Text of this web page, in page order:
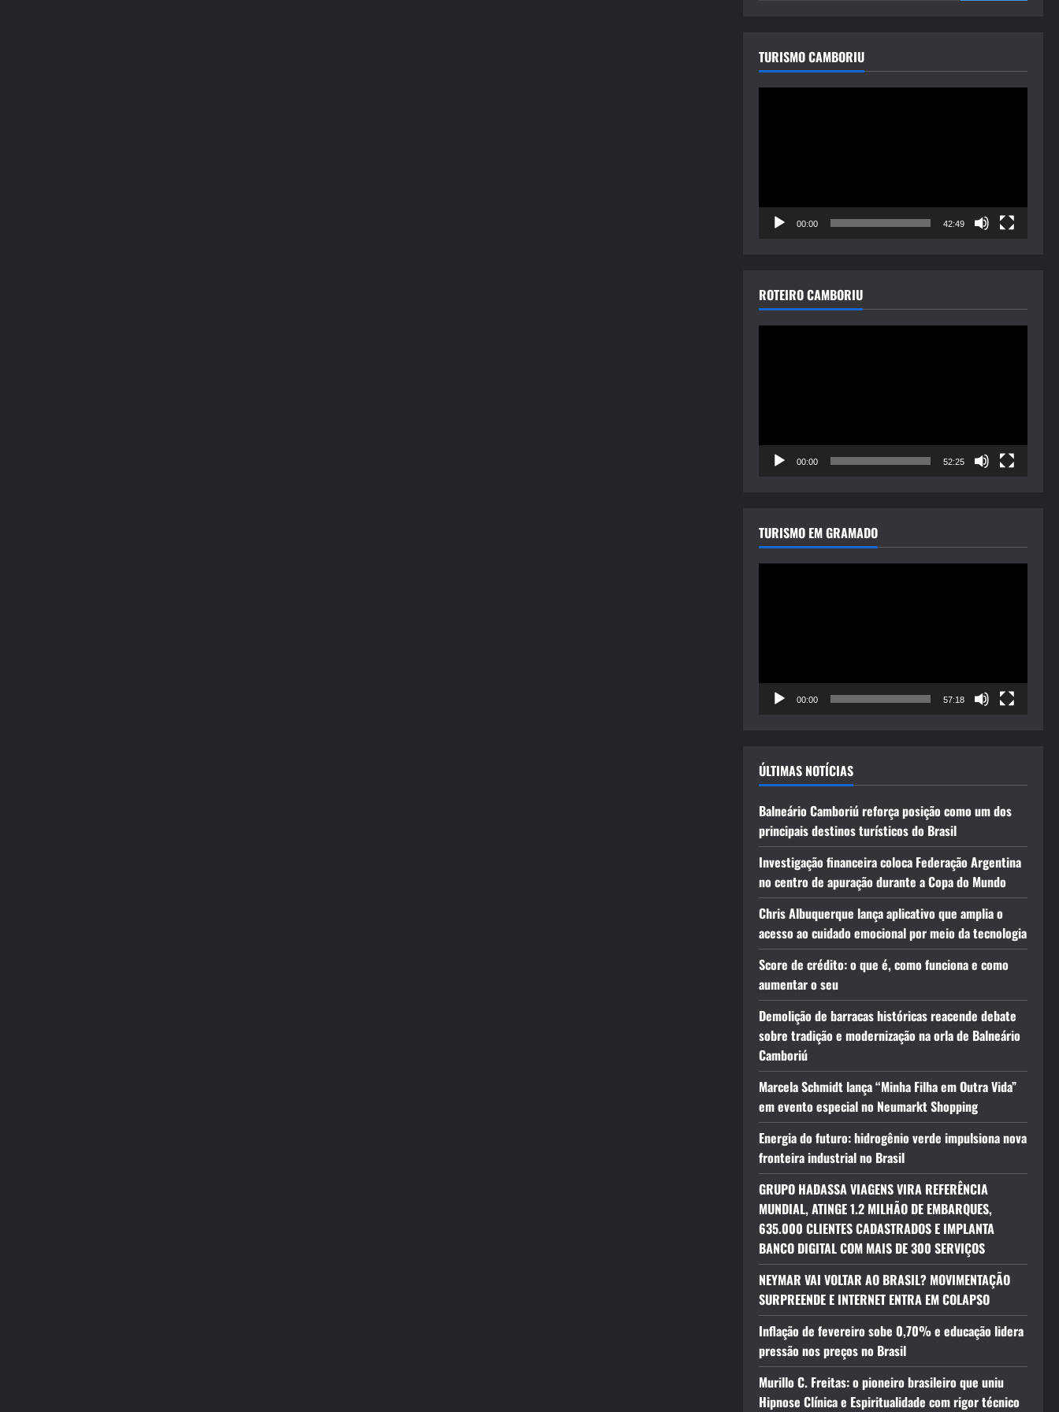
TURISMO CAMBORIU
00:00 42:49
ROTEIRO CAMBORIU
00:00 52:25
TURISMO EM GRAMADO
00:00 57:18
ÚLTIMAS NOTÍCIAS
Balneário Camboriú reforça posição como um dos
principais destinos turísticos do Brasil
Investigação financeira coloca Federação Argentina
no centro de apuração durante a Copa do Mundo
Chris Albuquerque lança aplicativo que amplia o
acesso ao cuidado emocional por meio da tecnologia
Score de crédito: o que é, como funciona e como
aumentar o seu
Demolição de barracas históricas reacende debate
sobre tradição e modernização na orla de Balneário
Camboriú
Marcela Schmidt lança “Minha Filha em Outra Vida”
em evento especial no Neumarkt Shopping
Energia do futuro: hidrogênio verde impulsiona nova
fronteira industrial no Brasil
GRUPO HADASSA VIAGENS VIRA REFERÊNCIA
MUNDIAL, ATINGE 1.2 MILHÃO DE EMBARQUES,
635.000 CLIENTES CADASTRADOS E IMPLANTA
BANCO DIGITAL COM MAIS DE 300 SERVIÇOS
NEYMAR VAI VOLTAR AO BRASIL? MOVIMENTAÇÃO
SURPREENDE E INTERNET ENTRA EM COLAPSO
Inflação de fevereiro sobe 0,70% e educação lidera
pressão nos preços no Brasil
Murillo C. Freitas: o pioneiro brasileiro que uniu
Hipnose Clínica e Espiritualidade com rigor técnico